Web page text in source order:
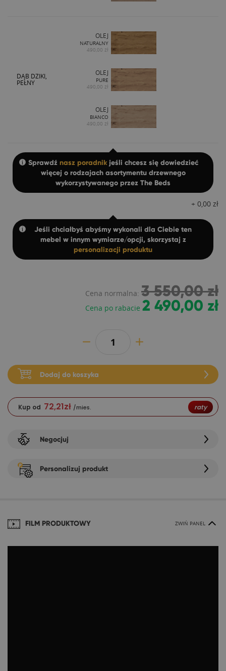
DĄB DZIKI,
PEŁNY
OLEJ
NATURALNY
490,00 zł
OLEJ
PURE
490,00 zł
OLEJ
BIANCO
490,00 zł
Sprawdź nasz poradnikjeśli chcesz się dowiedzieć
więcej o rodzajach asortymentu drzewnego
wykorzystywanego przez The Beds
+ 0,00 zł
Jeśli chciałbyś abyśmy wykonali dla Ciebie ten
mebel w innym wymiarze/opcji, skorzystaj z
personalizacji produktu
Cena normalna: 3 550,00 zł
Cena po rabacie 2 490,00 zł
Dodaj do koszyka
Kup od 72,21zł /mies. raty
Negocjuj
Personalizuj produkt
FILM PRODUKTOWY ZWIŃ PANEL